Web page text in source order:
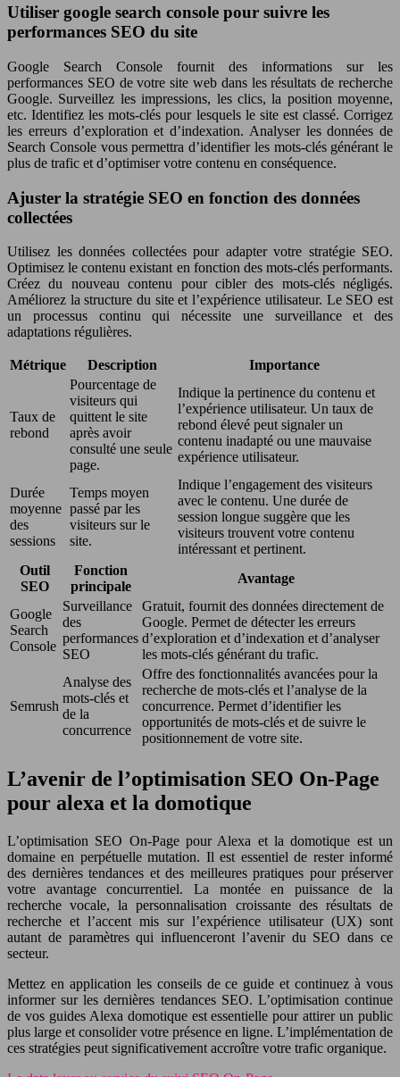
Utiliser google search console pour suivre les
performances SEO du site
Google Search Console fournit des informations sur les
performances SEO de votre site web dans les résultats de recherche
Google. Surveillez les impressions, les clics, la position moyenne,
etc. Identifiez les mots-clés pour lesquels le site est classé. Corrigez
les erreurs d’exploration et d’indexation. Analyser les données de
Search Console vous permettra d’identifier les mots-clés générant le
plus de trafic et d’optimiser votre contenu en conséquence.
Ajuster la stratégie SEO en fonction des données
collectées
Utilisez les données collectées pour adapter votre stratégie SEO.
Optimisez le contenu existant en fonction des mots-clés performants.
Créez du nouveau contenu pour cibler des mots-clés négligés.
Améliorez la structure du site et l’expérience utilisateur. Le SEO est
un processus continu qui nécessite une surveillance et des
adaptations régulières.
Métrique Description Importance
Taux de
rebond
Pourcentage de
visiteurs qui
quittent le site
après avoir
consulté une seule
page.
Indique la pertinence du contenu et
l’expérience utilisateur. Un taux de
rebond élevé peut signaler un
contenu inadapté ou une mauvaise
expérience utilisateur.
Durée
moyenne
des
sessions
Temps moyen
passé par les
visiteurs sur le
site.
Indique l’engagement des visiteurs
avec le contenu. Une durée de
session longue suggère que les
visiteurs trouvent votre contenu
intéressant et pertinent.
Outil
SEO
Fonction
principale
Avantage
Google
Search
Console
Surveillance
des
performances
SEO
Gratuit, fournit des données directement de
Google. Permet de détecter les erreurs
d’exploration et d’indexation et d’analyser
les mots-clés générant du trafic.
Semrush
Analyse des
mots-clés et
de la
concurrence
Offre des fonctionnalités avancées pour la
recherche de mots-clés et l’analyse de la
concurrence. Permet d’identifier les
opportunités de mots-clés et de suivre le
positionnement de votre site.
L’avenir de l’optimisation SEO On-Page
pour alexa et la domotique
L’optimisation SEO On-Page pour Alexa et la domotique est un
domaine en perpétuelle mutation. Il est essentiel de rester informé
des dernières tendances et des meilleures pratiques pour préserver
votre avantage concurrentiel. La montée en puissance de la
recherche vocale, la personnalisation croissante des résultats de
recherche et l’accent mis sur l’expérience utilisateur (UX) sont
autant de paramètres qui influenceront l’avenir du SEO dans ce
secteur.
Mettez en application les conseils de ce guide et continuez à vous
informer sur les dernières tendances SEO. L’optimisation continue
de vos guides Alexa domotique est essentielle pour attirer un public
plus large et consolider votre présence en ligne. L’implémentation de
ces stratégies peut significativement accroître votre trafic organique.